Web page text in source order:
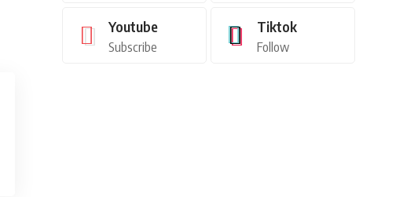
Youtube
Subscribe
Tiktok
Follow